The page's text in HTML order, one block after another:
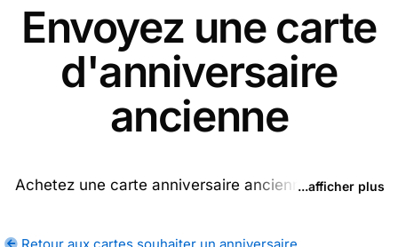
Envoyez une carte
d'anniversaire
ancienne
Achetez une carte anniversaire ancienne ptrésente
...afficher plus